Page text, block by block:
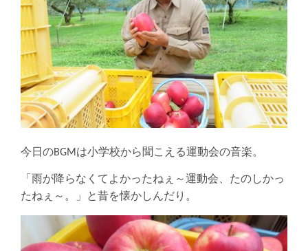
今日のBGMは小学校から聞こえる運動会の音楽。
「雨が降らなくてよかったねぇ～運動会、たのしかっ
たねぇ～。」と昔を懐かしんだり。